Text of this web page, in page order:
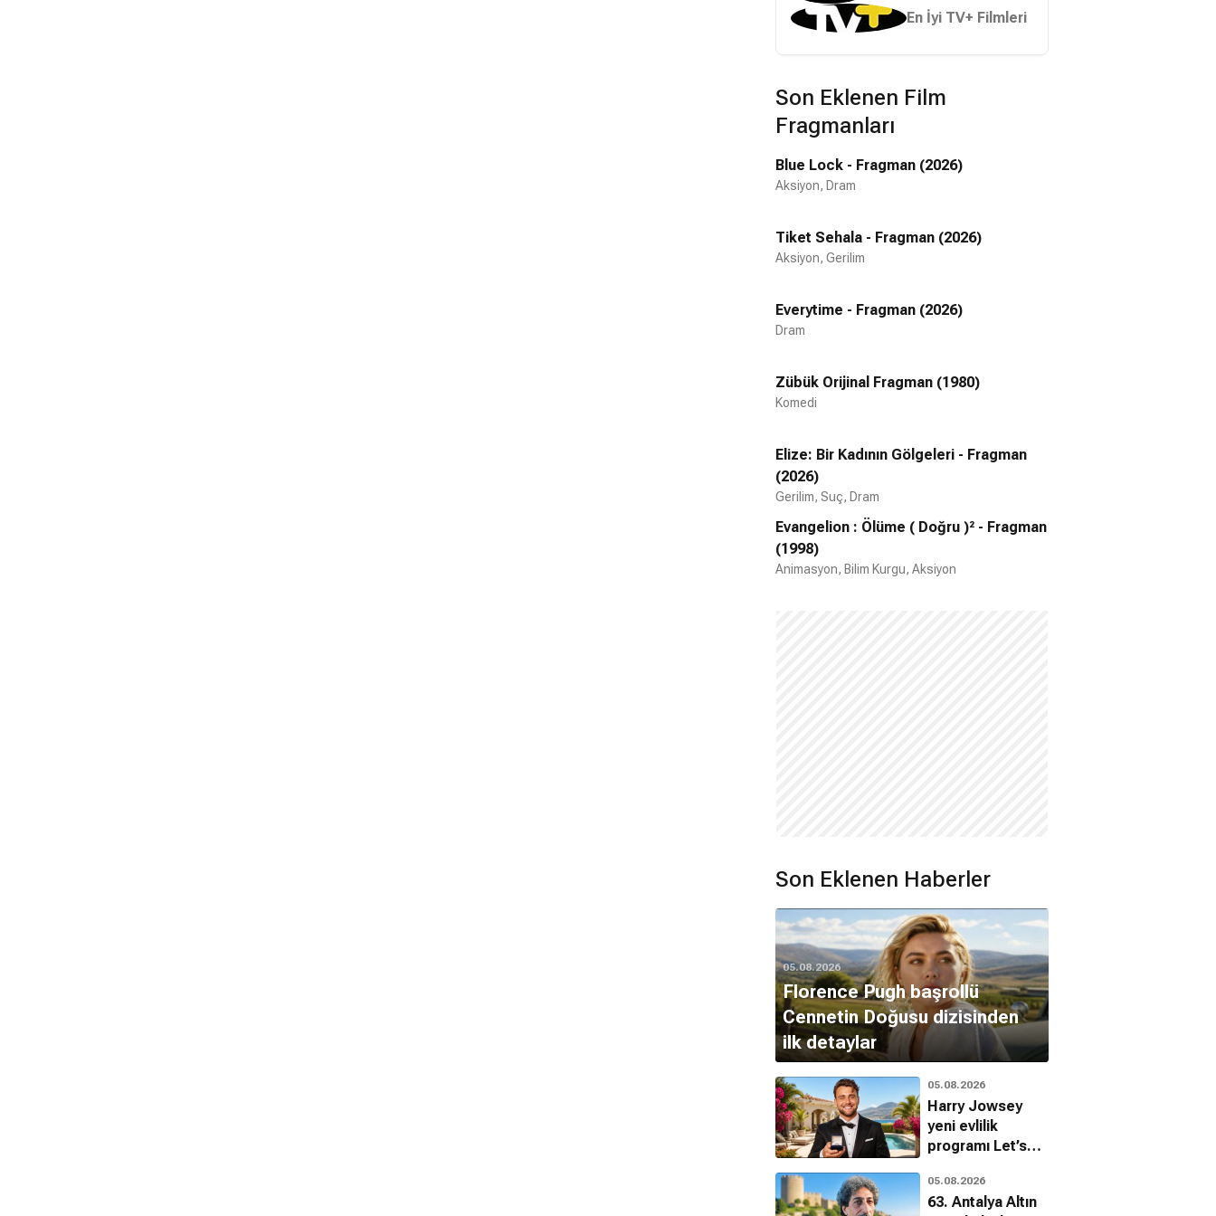
En İyi TV+ Filmleri
Son Eklenen Film
Fragmanları
Blue Lock - Fragman (2026)
Aksiyon, Dram
Tiket Sehala - Fragman (2026)
Aksiyon, Gerilim
Everytime - Fragman (2026)
Dram
Zübük Orijinal Fragman (1980)
Komedi
Elize: Bir Kadının Gölgeleri - Fragman
(2026)
Gerilim, Suç, Dram
Evangelion : Ölüme ( Doğru )² - Fragman
(1998)
Animasyon, Bilim Kurgu, Aksiyon
Son Eklenen Haberler
05.08.2026
Florence Pugh başrollü
Cennetin Doğusu dizisinden
ilk detaylar
05.08.2026
Harry Jowsey
yeni evlilik
programı Let’s
dönüyor
05.08.2026
63. Antalya Altın